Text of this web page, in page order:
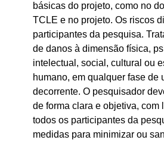
básicas do projeto, como no
TCLE e no projeto. Os riscos
participantes da pesquisa.
de danos à dimensão física,
intelectual, social, cultural ou
humano, em qualquer fase de
decorrente. O pesquisador
de forma clara e objetiva, com
todos os participantes da
medidas para minimizar ou